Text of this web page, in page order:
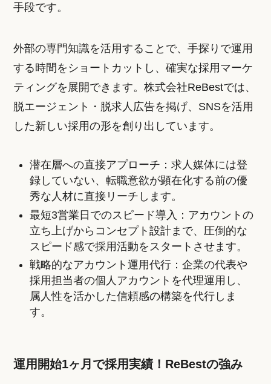
手段です。
外部の専門知識を活用することで、手探りで運用
する時間をショートカットし、確実な採用マーケ
ティングを展開できます。株式会社ReBestでは、
脱エージェント・脱求人広告を掲げ、SNSを活用
した新しい採用の形を創り出しています。
潜在層への直接アプローチ：求人媒体には登
録していない、転職意欲が顕在化する前の優
秀な人材に直接リーチします。
最短3営業日でのスピード導入：アカウントの
立ち上げからコンセプト設計まで、圧倒的な
スピード感で採用活動をスタートさせます。
戦略的なアカウント運用代行：企業の代表や
採用担当者の個人アカウントを代理運用し、
属人性を活かした信頼感の構築を代行しま
す。
運用開始1ヶ月で採用実績！ReBestの強み